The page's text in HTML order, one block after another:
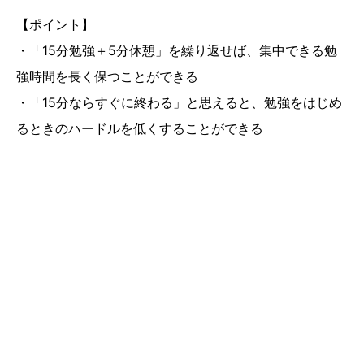
【ポイント】
・「15分勉強＋5分休憩」を繰り返せば、集中できる勉
強時間を長く保つことができる
・「15分ならすぐに終わる」と思えると、勉強をはじめ
るときのハードルを低くすることができる